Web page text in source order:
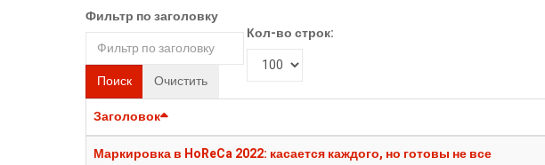
Фильтр по заголовку
Поиск Очистить
Кол-во строк:
Заголовок
Маркировка в HoReCa 2022: касается каждого, но готовы не все